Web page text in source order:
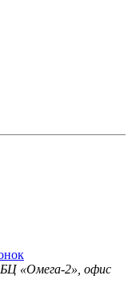
БЦ «Омега-2», офис